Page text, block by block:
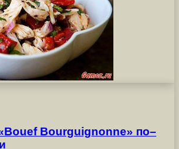
Bourguignonne» по–